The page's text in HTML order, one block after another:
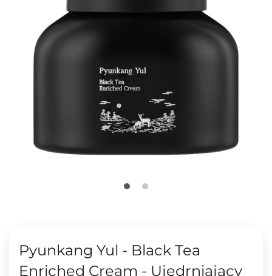
Pyunkang Yul - Black Tea
Enriched Cream - Ujędrniający